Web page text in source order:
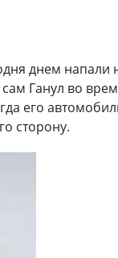
днем напали
Ганул во
его
сторону.